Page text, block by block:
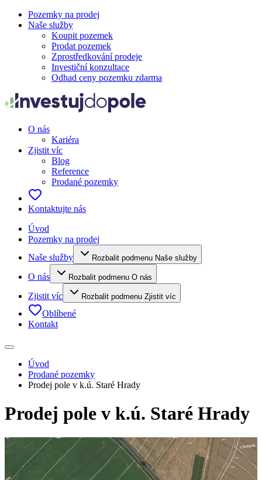
Pozemky na prodej
Naše služby
Koupit pozemek
Prodat pozemek
Zprostředkování prodeje
Investiční konzultace
Odhad ceny pozemku zdarma
O nás
Kariéra
Zjistit víc
Blog
Reference
Prodané pozemky
Kontaktujte nás
Úvod
Pozemky na prodej
Naše služby
Rozbalit podmenu Naše služby
O nás Rozbalit podmenu O nás
Zjistit víc Rozbalit podmenu Zjistit víc
Oblíbené
Kontakt
Úvod
Prodané pozemky
Prodej pole v k.ú. Staré Hrady
Prodej pole v k.ú. Staré Hrady